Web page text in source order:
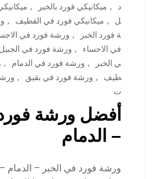
د
, ميكانيكي فورد بالخبر ,
ل
, ميكانيكي فورد في القطيف ,
ة فورد الخبر
, ورشة فورد في
في الاحساء
, ورشة فورد في الجبيل
ي الخبر
, ورشة فورد في الدمام ,
طيف
, ورشة فورد في بقيق ,
ت
أفضل ورشة
– الدمام
ورشة فورد في الخبر – الدمام